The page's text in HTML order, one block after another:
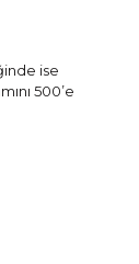
ise
500’e